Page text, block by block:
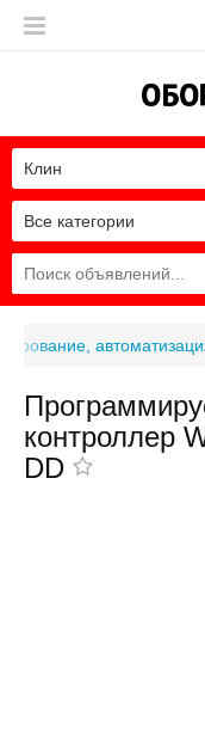
Все категории
Клин
контроллер
DD